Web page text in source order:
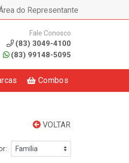
do Representante
Fale Conosco
(83) 3049-4100
(83) 99148-5095
Combos
VOLTAR